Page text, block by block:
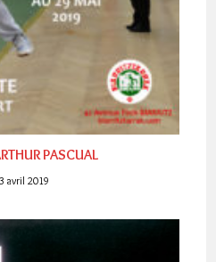
PASCUAL
3 avril 2019